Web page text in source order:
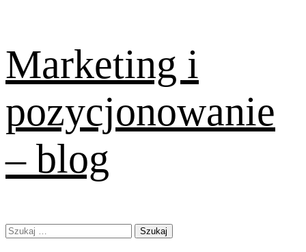
to
content
Marketing i
pozycjonowanie
– blog
Primary
Menu
Szukaj: